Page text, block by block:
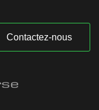
Contactez-nous